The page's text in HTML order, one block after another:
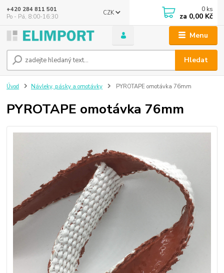
Menu
CZK
Hledat
+420 284 811 501
Po - Pá, 8:00-16:30
0 ks
za 0,00 Kč
Úvod Návleky, pásky a omotávky PYROTAPE omotávka 76mm
PYROTAPE omotávka 76mm